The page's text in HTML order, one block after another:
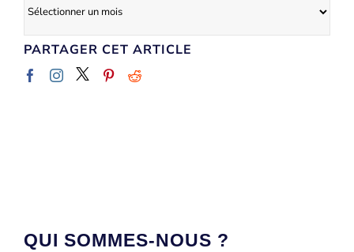
PARTAGER CET ARTICLE
QUI SOMMES-NOUS ?